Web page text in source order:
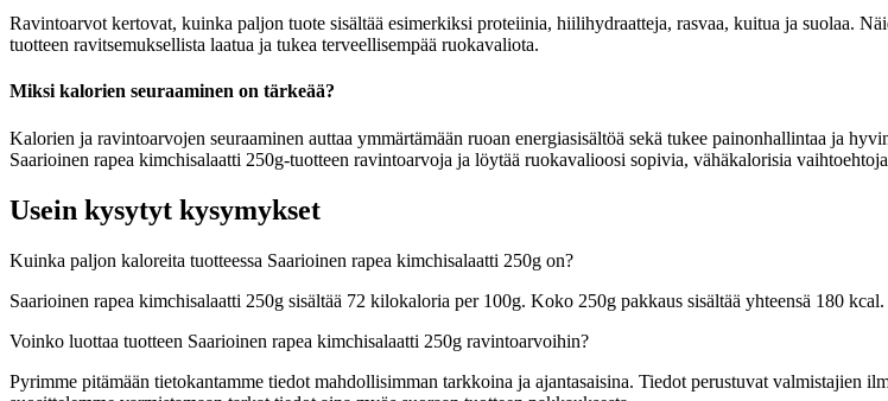
Ravintoarvot kertovat, kuinka paljon tuote sisältää esimerkiksi proteiinia, hiilihydraatteja, rasvaa, kuitua ja suolaa.
tuotteen ravitsemuksellista laatua ja tukea terveellisempää ruokavaliota.
Miksi kalorien seuraaminen on tärkeää?
Kalorien ja ravintoarvojen seuraaminen auttaa ymmärtämään ruoan energiasisältöä sekä tukee painonhallintaa ja
Saarioinen rapea kimchisalaatti 250g-tuotteen ravintoarvoja ja löytää ruokavalioosi sopivia, vähäkalorisia
Usein kysytyt kysymykset
Kuinka paljon kaloreita tuotteessa Saarioinen rapea kimchisalaatti 250g on?
Saarioinen rapea kimchisalaatti 250g sisältää 72 kilokaloria per 100g. Koko 250g pakkaus sisältää yhteensä 180 kcal.
Voinko luottaa tuotteen Saarioinen rapea kimchisalaatti 250g ravintoarvoihin?
Pyrimme pitämään tietokantamme tiedot mahdollisimman tarkkoina ja ajantasaisina. Tiedot perustuvat